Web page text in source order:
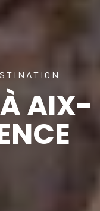
AIX-